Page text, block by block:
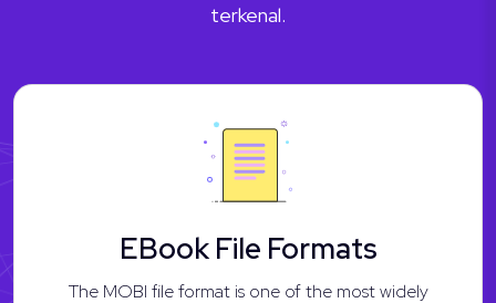
terkenal.
EBook File Formats
The MOBI file format is one of the most widely